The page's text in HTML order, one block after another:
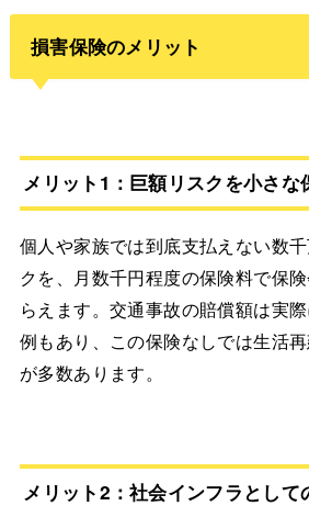
損害保険のメリット
メリット1：巨額リスクを小さな
個人や家族では到底支払えない数
クを、月数千円程度の保険料で保
らえます。交通事故の賠償額は実
例もあり、この保険なしでは生活
が多数あります。
メリット2：社会インフラとして